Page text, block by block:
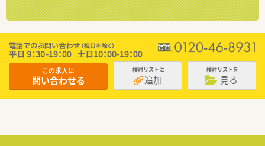
この求人に
問い合わせる
検討リストに
追加
検討リストを
見る